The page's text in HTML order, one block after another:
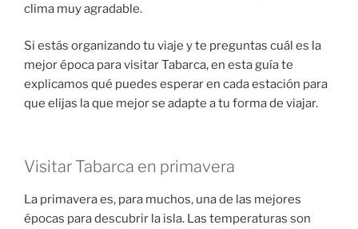
clima muy agradable.
Si estás organizando tu viaje y te preguntas cuál es la
mejor época para visitar Tabarca, en esta guía te
explicamos qué puedes esperar en cada estación para
que elijas la que mejor se adapte a tu forma de viajar.
Visitar Tabarca en primavera
La primavera es, para muchos, una de las mejores
épocas para descubrir la isla. Las temperaturas son